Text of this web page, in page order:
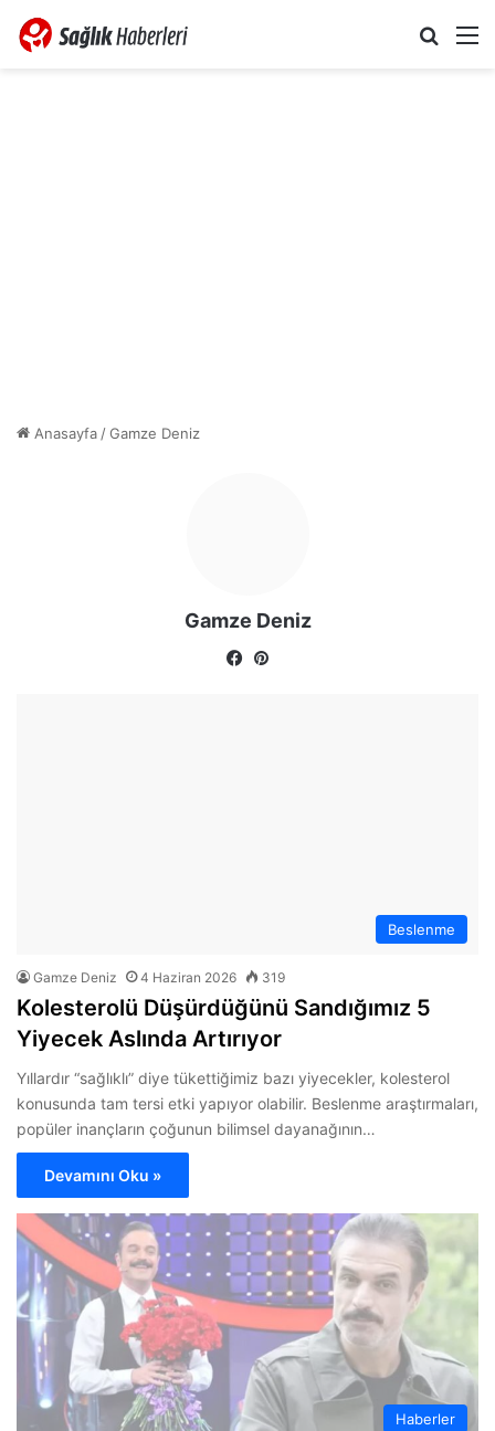
Anasayfa/Gamze Deniz
Gamze Deniz
Fa
Beslenme
Gamze Deniz 4 Haziran 2026 319
Kolesterolü Düşürdüğünü Sandığımız 5
Yiyecek Aslında Artırıyor
Yıllardır “sağlıklı” diye tükettiğimiz bazı yiyecekler, kolesterol
konusunda tam tersi etki yapıyor olabilir. Beslenme araştırmaları,
popüler inançların çoğunun bilimsel dayanağının…
Devamını Oku »
Haberler